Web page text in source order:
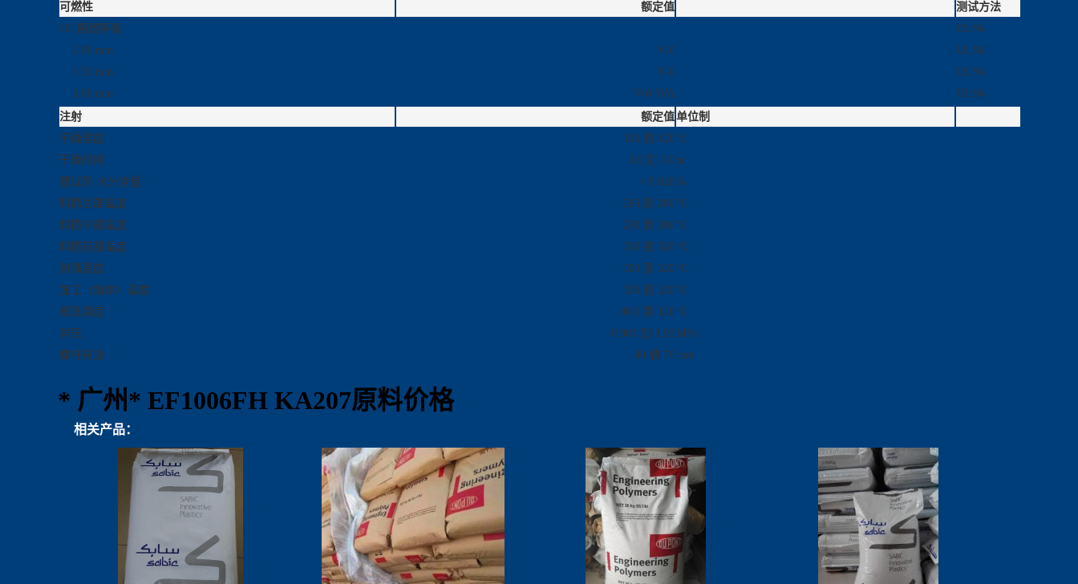
可燃性
额定值
测试方法
UL 阻燃等级
UL 94
1.00 mm
V-0
UL 94
1.50 mm
V-0
UL 94
3.00 mm
V-0 5VA
UL 94
注射
额定值单位制
干燥温度
100 到 120 °C
干燥时间
3.0 到 5.0hr
建议的 水分含量
< 0.020%
料筒后部温度
260 到 280 °C
料筒中部温度
280 到 300 °C
料筒前部温度
300 到 320 °C
射嘴温度
300 到 320 °C
加工（熔体）温度
300 到 320 °C
模具温度
80.0 到 120 °C
背压
0.981 到 3.92 MPa
螺杆转速
40 到 70 rpm
* 广州* EF1006FH KA207原料价格
相关产品：